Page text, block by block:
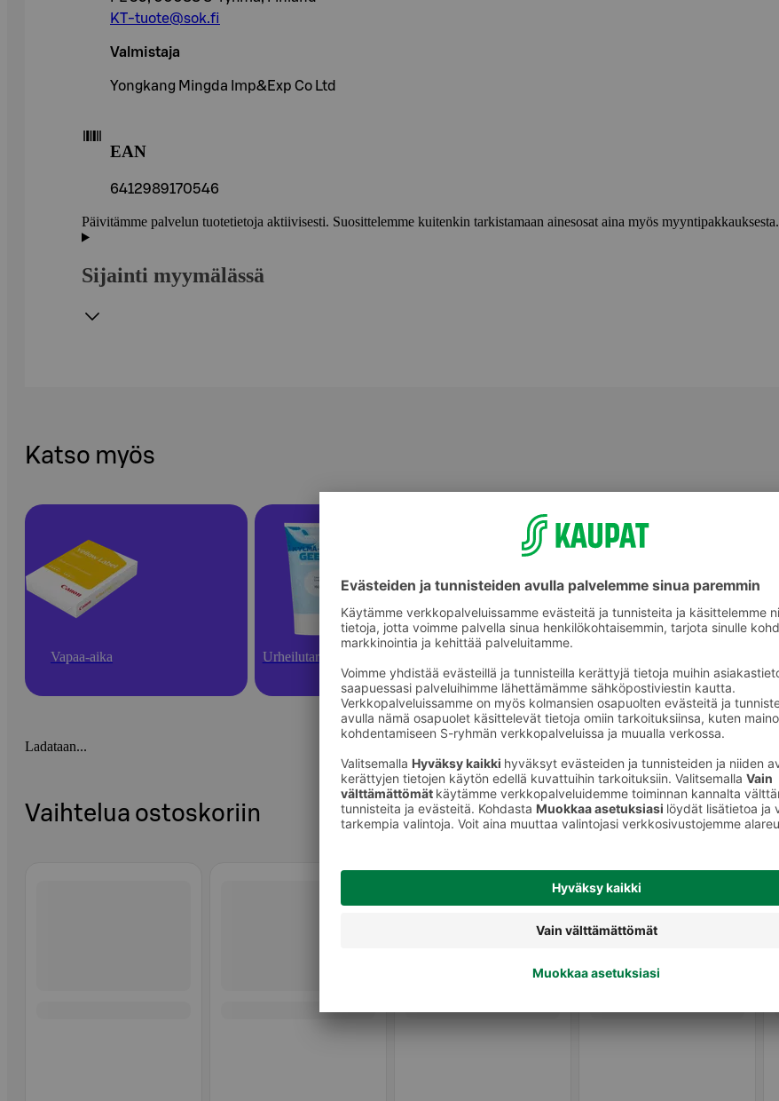
KT-tuote@sok.fi
Valmistaja
Yongkang Mingda Imp&Exp Co Ltd
EAN
6412989170546
Päivitämme palvelun tuotetietoja aktiivisesti. Suosittelemme kuitenkin tarkistamaan ainesosat aina myös myyntipakkauksesta.
Sijainti myymälässä
Katso myös
Vapaa-aika Urheilutarvikkeet
Ladataan...
Vaihtelua ostoskoriin